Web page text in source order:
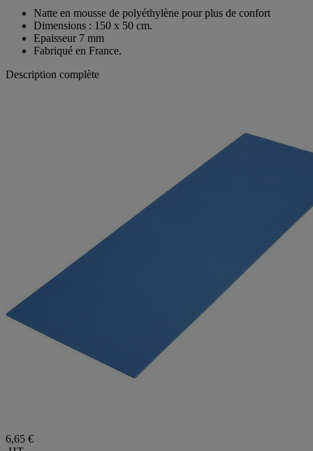
Natte en mousse de polyéthylène pour plus de confort
Dimensions : 150 x 50 cm.
Epaisseur 7 mm
Fabriqué en France.
Description complète
6,65 €